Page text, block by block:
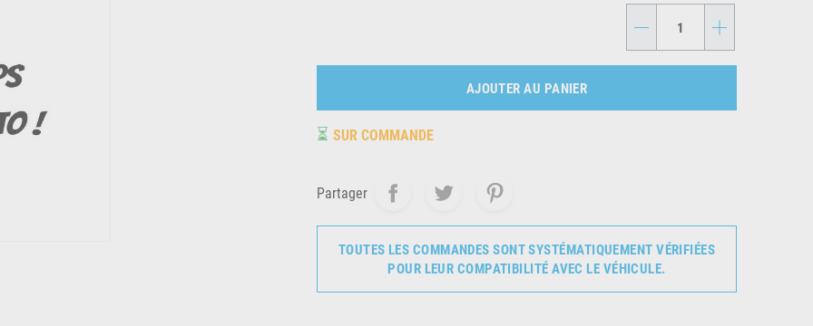
- +
AJOUTER AU PANIER
⏳ SUR COMMANDE
Partager
TOUTES LES COMMANDES SONT SYSTÉMATIQUEMENT VÉRIFIÉES
POUR LEUR COMPATIBILITÉ AVEC LE VÉHICULE.